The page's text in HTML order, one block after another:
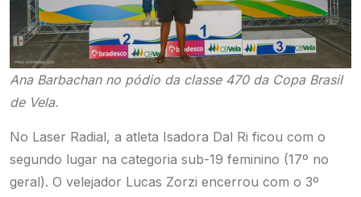
Ana Barbachan no pódio da classe 470 da Copa Brasil
de Vela.
No Laser Radial, a atleta Isadora Dal Ri ficou com o
segundo lugar na categoria sub-19 feminino (17º no
geral). O velejador Lucas Zorzi encerrou com o 3º